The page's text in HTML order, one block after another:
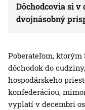
Dôchodcovia si v
dvojnásobný
Poberateľom,
dôchodok do
hospodárskeho
konfederáciou,
vyplatí v decembri